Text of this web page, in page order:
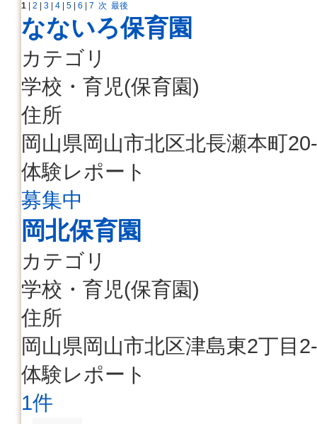
1 2 3 4 5 6 7 次 最後
なないろ保育園
カテゴリ
学校・育児(保育園)
住所
岡山県岡山市北区北長瀬本町
体験レポート
募集中
岡北保育園
カテゴリ
学校・育児(保育園)
住所
岡山県岡山市北区津島東2丁目
体験レポート
1件